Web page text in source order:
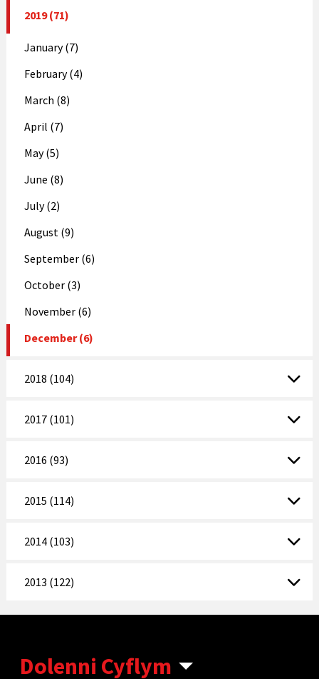
2019 (71)
January (7)
February (4)
March (8)
April (7)
May (5)
June (8)
July (2)
August (9)
September (6)
October (3)
November (6)
December (6)
2018 (104)
2017 (101)
2016 (93)
2015 (114)
2014 (103)
2013 (122)
Dolenni Cyflym